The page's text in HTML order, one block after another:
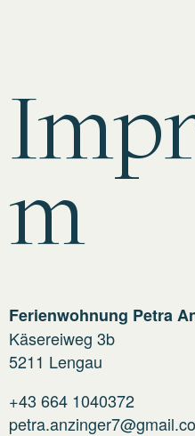
m
Ferienwohnung Petra
Käsereiweg 3b
5211 Lengau
+43 664 1040372